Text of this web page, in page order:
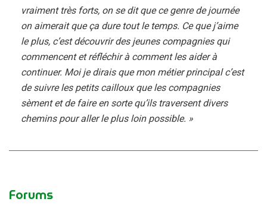
vraiment très forts, on se dit que ce genre de journée
on aimerait que ça dure tout le temps. Ce que j’aime
le plus, c’est découvrir des jeunes compagnies qui
commencent et réfléchir à comment les aider à
continuer. Moi je dirais que mon métier principal c’est
de suivre les petits cailloux que les compagnies
sèment et de faire en sorte qu’ils traversent divers
chemins pour aller le plus loin possible. »
Forums